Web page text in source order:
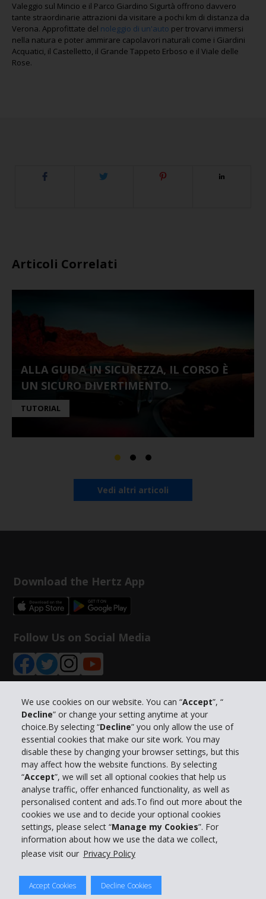
We use cookies on our website. You can “Accept”, “
Decline” or change your setting anytime at your
choice.By selecting “Decline” you only allow the use of
essential cookies that make our site work. You may
disable these by changing your browser settings, but this
may affect how the website functions. By selecting
“Accept”, we will set all optional cookies that help us
analyse traffic, offer enhanced functionality, as well as
personalised content and ads.To find out more about the
cookies we use and to decide your optional cookies
settings, please select “Manage my Cookies”. For
information about how we use the data we collect,
please visit our Privacy Policy
Accept Cookies Decline Cookies
Valeggio sul Mincio e il Parco Giardino Sigurtà offrono davvero
tante straordinarie attrazioni da visitare a pochi km di distanza da
Verona. Approfittate del noleggio di un'auto per trovarvi immersi
nella natura e poter ammirare capolavori naturali come i Giardini
Acquatici, il Castelletto, il Grande Tappeto Erboso e il Viale delle
Rose.
Articoli Correlati
ALLA GUIDA IN SICUREZZA, IL CORSO È
UN SICURO DIVERTIMENTO.
TUTORIAL
Vedi altri articoli
Download the Hertz App
Follow Us on Social Media
Info su Hertz
Business
Customer Service
Prenota con Hertz
© 2026 The Hertz System, Inc.
Privacy Policy | Condizioni di Utilizzo |